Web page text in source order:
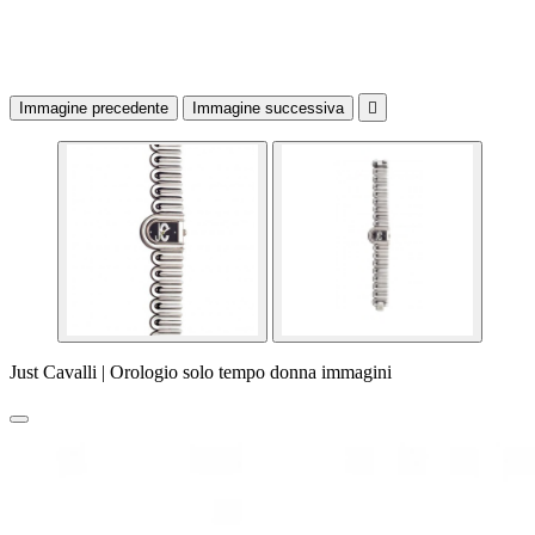
Immagine precedente Immagine successiva 
Just Cavalli | Orologio solo tempo donna immagini